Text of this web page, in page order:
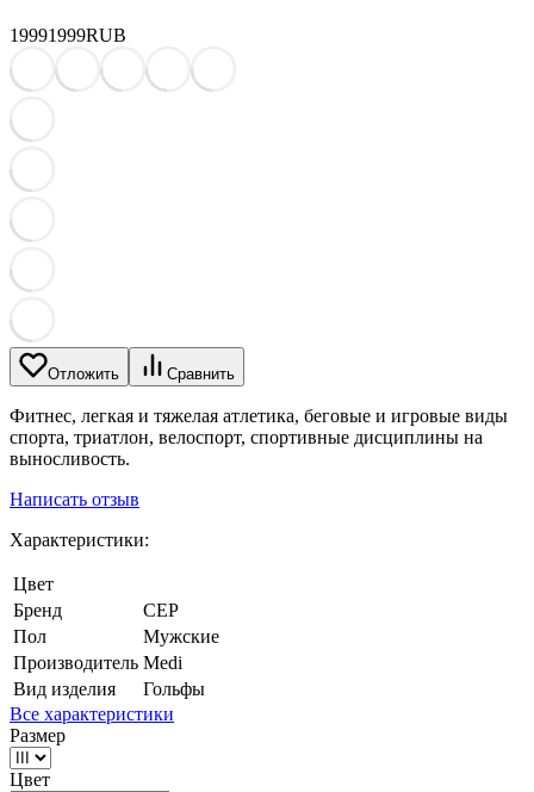
19991999RUB
Отложить Сравнить
Фитнес, легкая и тяжелая атлетика, беговые и игровые виды
спорта, триатлон, велоспорт, спортивные дисциплины на
выносливость.
Написать отзыв
Характеристики:
Цвет
Бренд
CEP
Пол
Мужские
Производитель Medi
Вид изделия
Гольфы
Все характеристики
Размер
Цвет